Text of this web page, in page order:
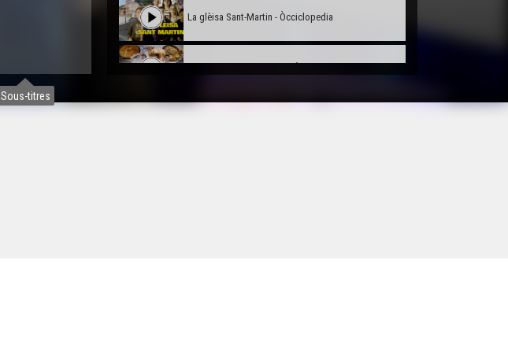
Sous-titres
La glèisa Sant-Martin - Òcciclopedia